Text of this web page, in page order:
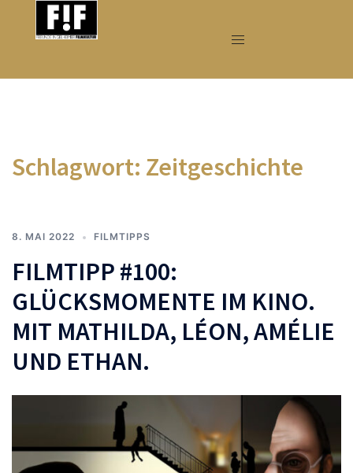
Schlagwort: Zeitgeschichte
8. MAI 2022 FILMTIPPS
FILMTIPP #100:
GLÜCKSMOMENTE IM KINO.
MIT MATHILDA, LÉON, AMÉLIE
UND ETHAN.